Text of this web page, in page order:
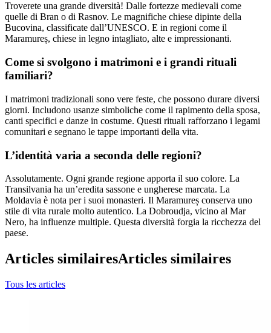
Troverete una grande diversità! Dalle fortezze medievali come
quelle di Bran o di Rasnov. Le magnifiche chiese dipinte della
Bucovina, classificate dall’UNESCO. E in regioni come il
Maramureș, chiese in legno intagliato, alte e impressionanti.
Come si svolgono i matrimoni e i grandi rituali
familiari?
I matrimoni tradizionali sono vere feste, che possono durare diversi
giorni. Includono usanze simboliche come il rapimento della sposa,
canti specifici e danze in costume. Questi rituali rafforzano i legami
comunitari e segnano le tappe importanti della vita.
L’identità varia a seconda delle regioni?
Assolutamente. Ogni grande regione apporta il suo colore. La
Transilvania ha un’eredita sassone e ungherese marcata. La
Moldavia è nota per i suoi monasteri. Il Maramureș conserva uno
stile di vita rurale molto autentico. La Dobroudja, vicino al Mar
Nero, ha influenze multiple. Questa diversità forgia la ricchezza del
paese.
Articles similairesArticles similaires
Tous les articles